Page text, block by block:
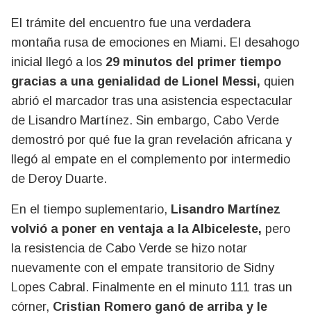
El trámite del encuentro fue una verdadera
montaña rusa de emociones en Miami. El desahogo
inicial llegó a los 29 minutos del primer tiempo
gracias a una genialidad de Lionel Messi, quien
abrió el marcador tras una asistencia espectacular
de Lisandro Martínez. Sin embargo, Cabo Verde
demostró por qué fue la gran revelación africana y
llegó al empate en el complemento por intermedio
de Deroy Duarte.
En el tiempo suplementario, Lisandro Martínez
volvió a poner en ventaja a la Albiceleste, pero
la resistencia de Cabo Verde se hizo notar
nuevamente con el empate transitorio de Sidny
Lopes Cabral. Finalmente en el minuto 111 tras un
córner, Cristian Romero ganó de arriba y le